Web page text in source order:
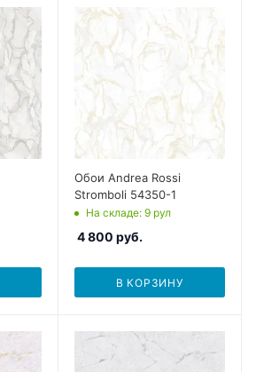
Обои Andrea Rossi
Stromboli 54350-1
На складе: 9 рул
4 800 руб.
В КОРЗИНУ